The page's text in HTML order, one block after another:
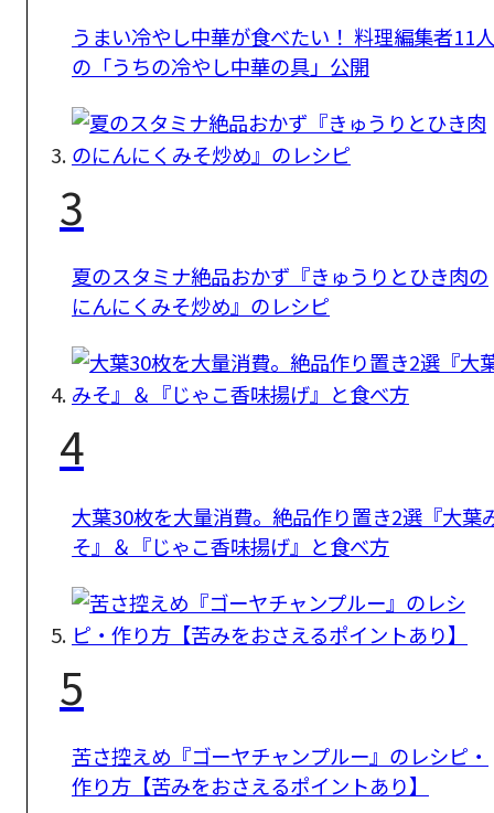
うまい冷やし中華が食べたい！ 料理編集者11人
の「うちの冷やし中華の具」公開
3
夏のスタミナ絶品おかず『きゅうりとひき肉の
にんにくみそ炒め』のレシピ
4
大葉30枚を大量消費。絶品作り置き2選『大葉
そ』＆『じゃこ香味揚げ』と食べ方
5
苦さ控えめ『ゴーヤチャンプルー』のレシピ・
作り方【苦みをおさえるポイントあり】